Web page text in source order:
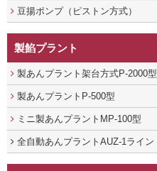
豆揚ポンプ（ピストン方式）
製餡プラント
製あんプラント架台方式P-2000型
製あんプラントP-500型
ミニ製あんプラントMP-100型
全自動あんプラントAUZ-1ライン